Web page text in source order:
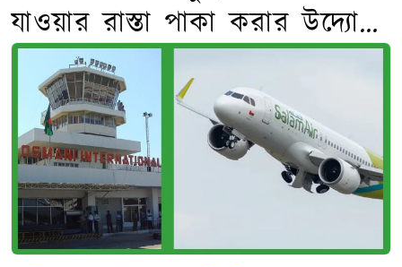
যাওয়ার রাস্তা পাকা করার উদ্যোগ
জেলা প্রশাসকের